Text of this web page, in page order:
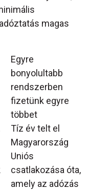
magas
Egyre
bonyolultabb
rendszerben
fizetünk egyre
többet
Tíz év telt el
Magyarország
Uniós
csatlakozása óta,
amely az adózás